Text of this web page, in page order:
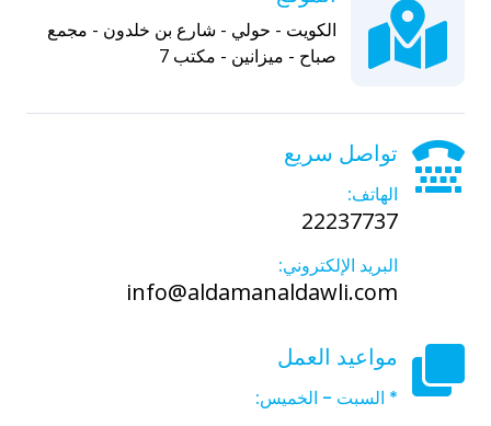
الكويت - حولي - شارع بن خلدون - مجمع
صباح - ميزانين - مكتب 7
تواصل سريع
الهاتف:
22237737
البريد الإلكتروني:
info@aldamanaldawli.com
مواعيد العمل
* السبت - الخميس: